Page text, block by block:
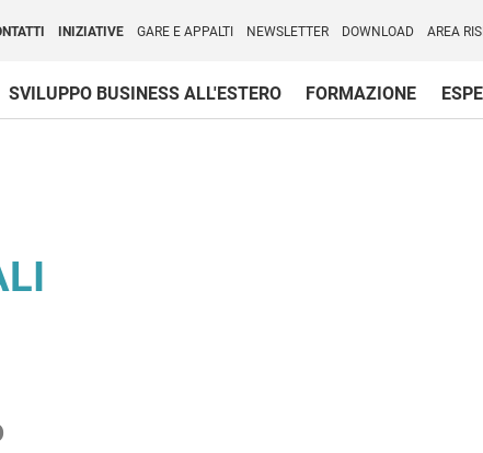
INIZIATIVE GARE E APPALTI NEWSLETTER DOWNLOAD AREA
SVILUPPO BUSINESS ALL'ESTERO FORMAZIONE